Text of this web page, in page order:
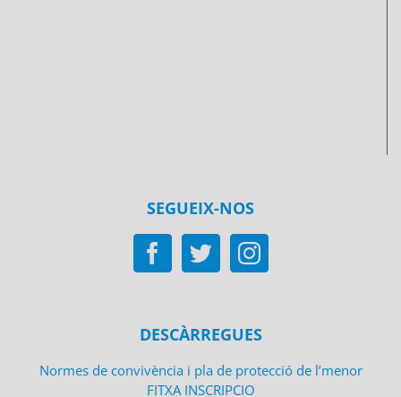
SEGUEIX-NOS
DESCÀRREGUES
Normes de convivència i pla de protecció de l’menor
FITXA INSCRIPCIO